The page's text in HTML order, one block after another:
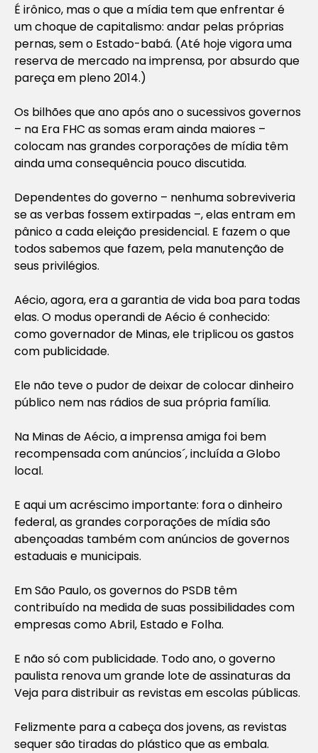
É irônico, mas o que a mídia tem que enfrentar é
um choque de capitalismo: andar pelas próprias
pernas, sem o Estado-babá. (Até hoje vigora uma
reserva de mercado na imprensa, por absurdo que
pareça em pleno 2014.)
Os bilhões que ano após ano o sucessivos governos
– na Era FHC as somas eram ainda maiores –
colocam nas grandes corporações de mídia têm
ainda uma consequência pouco discutida.
Dependentes do governo – nenhuma sobreviveria
se as verbas fossem extirpadas –, elas entram em
pânico a cada eleição presidencial. E fazem o que
todos sabemos que fazem, pela manutenção de
seus privilégios.
Aécio, agora, era a garantia de vida boa para todas
elas. O modus operandi de Aécio é conhecido:
como governador de Minas, ele triplicou os gastos
com publicidade.
Ele não teve o pudor de deixar de colocar dinheiro
público nem nas rádios de sua própria família.
Na Minas de Aécio, a imprensa amiga foi bem
recompensada com anúncios´, incluída a Globo
local.
E aqui um acréscimo importante: fora o dinheiro
federal, as grandes corporações de mídia são
abençoadas também com anúncios de governos
estaduais e municipais.
Em São Paulo, os governos do PSDB têm
contribuído na medida de suas possibilidades com
empresas como Abril, Estado e Folha.
E não só com publicidade. Todo ano, o governo
paulista renova um grande lote de assinaturas da
Veja para distribuir as revistas em escolas públicas.
Felizmente para a cabeça dos jovens, as revistas
sequer são tiradas do plástico que as embala.